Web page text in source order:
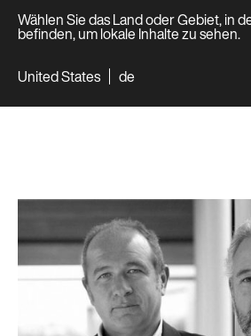
Wählen Sie das Land oder Gebiet, in
befinden, um lokale Inhalte zu sehen.
United States
de